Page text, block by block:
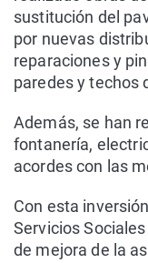
sustitución del
por nuevas
reparaciones y
paredes y techos
Además, se han
fontanería,
acordes con las
Con esta
Servicios
de mejora de la